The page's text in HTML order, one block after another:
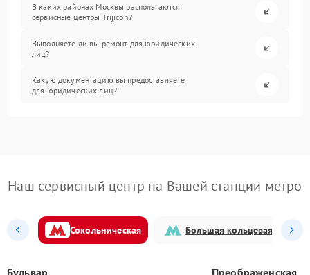
В каких районах Москвы располагаются
сервисные центры Trijicon?
Выполняете ли вы ремонт для юридических
лиц?
Какую документацию вы предоставляете
для юридических лиц?
Наш сервисный центр на Вашей станции метро
Сокольническая Большая кольцевая
Бульвар Преображенская